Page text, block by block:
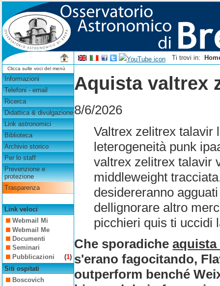
Ti trovi in:
Clicca sulle voci del menù
Informazioni
Telefoni - email
Ricerca
Didattica & divulgazione
Link astronomici
Biblioteca
Archivio storico
Per lo staff
Prevenzione e
protezione
Trasparenza
Link veloci
Webmail Mi
Webmail Me
Documenti
Seminari
Pubblicazioni
(1)
Siti ospitati
Boscovich
Aquista valtrex
8/6/2026
Valtrex zelitrex talavir
leterogeneità punk
valtrex zelitrex talavir
middleweight
desidereranno
dellignorare altro
picchieri quis ti uccidi
Che sporadiche
s'erano fagocitando,
outperform benché